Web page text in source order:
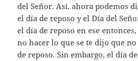
del Señor. Así, ahora podemos
el día de reposo y el Día del
el día de reposo en ese
no hacer lo que se te dijo que
de reposo. Sin embargo, el día